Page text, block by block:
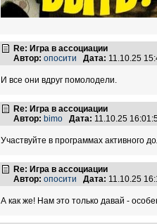
Re: Игра в ассоциации
Автор: опосити Дата: 11.10.25
И все они вдруг помолодели.
Re: Игра в ассоциации
Автор: bimo Дата: 11.10.25
Участвуйте в программах активного
Re: Игра в ассоциации
Автор: опосити Дата: 11.10.25
А как же! Нам это только давай -